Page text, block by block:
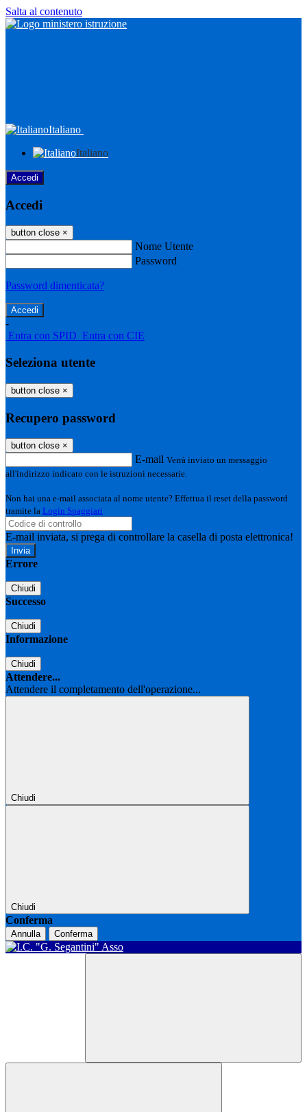
Salta al contenuto
Italiano
Italiano
Accedi
Accedi
button close ×
Nome Utente
Password
Password dimenticata?
-
Entra con SPID Entra con CIE
Seleziona utente
button close ×
Recupero password
button close ×
E-mail Verrà inviato un messaggio
all'indirizzo indicato con le istruzioni necessarie.
Non hai una e-mail associata al nome utente? Effettua il reset della password
tramite la Login Spaggiari
E-mail inviata, si prega di controllare la casella di posta elettronica!
Errore
Chiudi
Successo
Chiudi
Informazione
Chiudi
Attendere...
Attendere il completamento dell'operazione...
Chiudi
Chiudi
Conferma
Annulla Conferma